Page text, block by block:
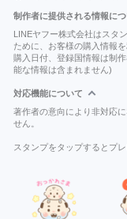
制作者に提供される情報に
LINEヤフー株式会社はスタ
ために、お客様の購入情報を
購入日付、登録国情報は制
能な情報は含まれません)
対応機能について
著作者の意向により非対応
せん。
スタンプをタップするとプ